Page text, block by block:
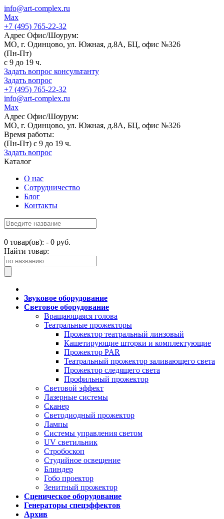
info@art-complex.ru
Max
+7 (495) 765-22-32
Адрес Офис/Шоурум:
МО, г. Одинцово, ул. Южная, д.8А, БЦ, офис №326
(Пн-Пт)
с 9 до 19 ч.
Задать вопрос консультанту
Задать вопрос
+7 (495) 765-22-32
info@art-complex.ru
Max
Адрес Офис/Шоурум:
МО, г. Одинцово, ул. Южная, д.8А, БЦ, офис №326
Время работы:
(Пн-Пт) с 9 до 19 ч.
Задать вопрос
Каталог
О нас
Сотрудничество
Блог
Контакты
0 товар(ов): - 0 руб.
Найти товар:
Звуковое оборудование
Световое оборудование
Вращающаяся голова
Театральные прожекторы
Прожектор театральный линзовый
Кашетирующие шторки и комплектующие
Прожектор PAR
Театральный прожектор заливающего света
Прожектор следящего света
Профильный прожектор
Световой эффект
Лазерные системы
Сканер
Светодиодный прожектор
Лампы
Системы управления светом
UV светильник
Стробоскоп
Студийное освещение
Блиндер
Гобо проектор
Зенитный прожектор
Сценическое оборудование
Генераторы спецэффектов
Архив